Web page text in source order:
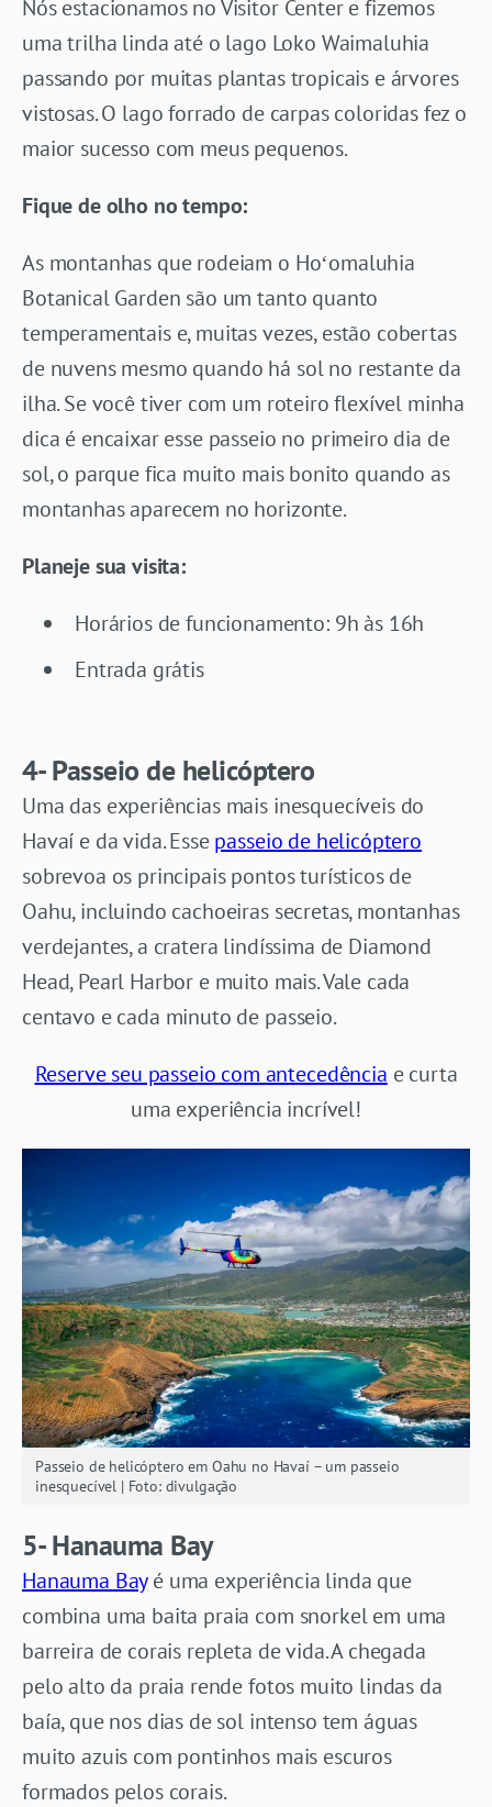
Nós estacionamos no Visitor Center e fizemos
uma trilha linda até o lago Loko Waimaluhia
passando por muitas plantas tropicais e árvores
vistosas. O lago forrado de carpas coloridas fez o
maior sucesso com meus pequenos.
Fique de olho no tempo:
As montanhas que rodeiam o Hoʻomaluhia
Botanical Garden são um tanto quanto
temperamentais e, muitas vezes, estão cobertas
de nuvens mesmo quando há sol no restante da
ilha. Se você tiver com um roteiro flexível minha
dica é encaixar esse passeio no primeiro dia de
sol, o parque fica muito mais bonito quando as
montanhas aparecem no horizonte.
Planeje sua visita:
Horários de funcionamento: 9h às 16h
Entrada grátis
4- Passeio de helicóptero
Uma das experiências mais inesquecíveis do
Havaí e da vida. Essepasseio de helicóptero
sobrevoa os principais pontos turísticos de
Oahu, incluindo cachoeiras secretas, montanhas
verdejantes, a cratera lindíssima de Diamond
Head, Pearl Harbor e muito mais. Vale cada
centavo e cada minuto de passeio.
Reserve seu passeio com antecedência e curta
uma experiência incrível!
Passeio de helicóptero em Oahu no Havaí – um passeio
inesquecível | Foto: divulgação
5- Hanauma Bay
Hanauma Bayé uma experiência linda que
combina uma baita praia com snorkel em uma
barreira de corais repleta de vida. A chegada
pelo alto da praia rende fotos muito lindas da
baía, que nos dias de sol intenso tem águas
muito azuis com pontinhos mais escuros
formados pelos corais.